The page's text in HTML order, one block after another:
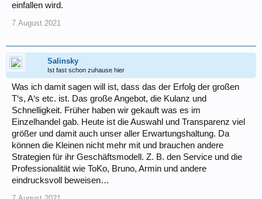
einfallen wird.
7.August.2021
Salinsky
Ist fast schon zuhause hier
Was ich damit sagen will ist, dass das der Erfolg der großen
T‘s, A‘s etc. ist. Das große Angebot, die Kulanz und
Schnelligkeit. Früher haben wir gekauft was es im
Einzelhandel gab. Heute ist die Auswahl und Transparenz viel
größer und damit auch unser aller Erwartungshaltung. Da
können die Kleinen nicht mehr mit und brauchen andere
Strategien für ihr Geschäftsmodell. Z. B. den Service und die
Professionalität wie ToKo, Bruno, Armin und andere
eindrucksvoll beweisen…